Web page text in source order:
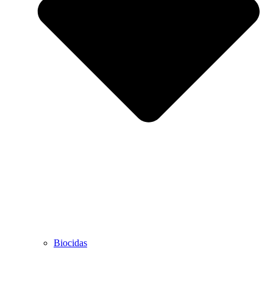
Biocidas